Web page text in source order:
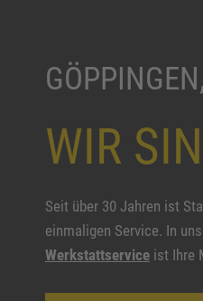
WIR
Seit über 30 Jahren ist
einmaligen Service. In
Werkstattservice ist Ihre